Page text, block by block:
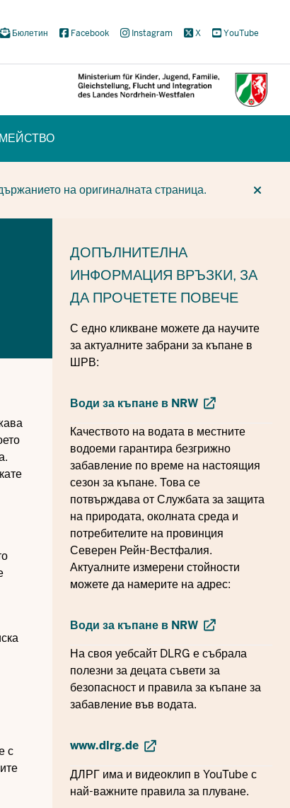
Бюлетин Facebook Instagram X YouTube
на оригиналната страница.
с
ДОПЪЛНИТЕЛНА
ИНФОРМАЦИЯ ВРЪЗКИ, ЗА
ДА ПРОЧЕТЕТЕ ПОВЕЧЕ
С едно кликване можете да научите
за актуалните забрани за къпане в
ШРВ:
Води за къпане в NRW
Качеството на водата в местните
водоеми гарантира безгрижно
забавление по време на настоящия
сезон за къпане. Това се
потвърждава от Службата за защита
на природата, околната среда и
потребителите на провинция
Северен Рейн-Вестфалия.
Актуалните измерени стойности
можете да намерите на адрес:
Води за къпане в NRW
На своя уебсайт DLRG е събрала
полезни за децата съвети за
безопасност и правила за къпане за
забавление във водата.
www.dlrg.de
ДЛРГ има и видеоклип в YouTube с
най-важните правила за плуване.